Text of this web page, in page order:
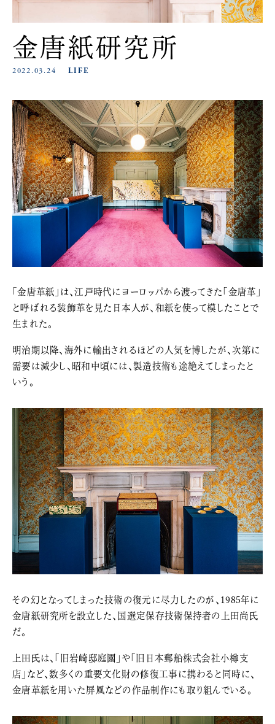
金唐紙研究所
2022.03.24 LIFE
「金唐革紙」は、江戸時代にヨーロッパから渡ってきた「金唐革」
と呼ばれる装飾革を見た日本人が、和紙を使って模したことで
生まれた。
明治期以降、海外に輸出されるほどの人気を博したが、次第に
需要は減少し、昭和中頃には、製造技術も途絶えてしまったと
いう。
その幻となってしまった技術の復元に尽力したのが、1985年に
金唐紙研究所を設立した、国選定保存技術保持者の上田尚氏
だ。
上田氏は、「旧岩崎邸庭園」や「旧日本郵船株式会社小樽支
店」など、数多くの重要文化財の修復工事に携わると同時に、
金唐革紙を用いた屏風などの作品制作にも取り組んでいる。